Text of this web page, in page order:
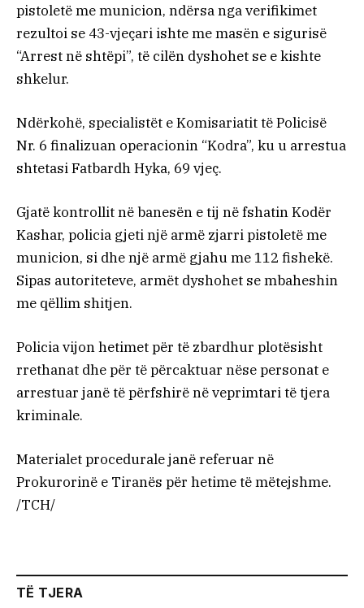
pistoletë me municion, ndërsa nga verifikimet
rezultoi se 43-vjeçari ishte me masën e sigurisë
“Arrest në shtëpi”, të cilën dyshohet se e kishte
shkelur.
Ndërkohë, specialistët e Komisariatit të Policisë
Nr. 6 finalizuan operacionin “Kodra”, ku u arrestua
shtetasi Fatbardh Hyka, 69 vjeç.
Gjatë kontrollit në banesën e tij në fshatin Kodër
Kashar, policia gjeti një armë zjarri pistoletë me
municion, si dhe një armë gjahu me 112 fishekë.
Sipas autoriteteve, armët dyshohet se mbaheshin
me qëllim shitjen.
Policia vijon hetimet për të zbardhur plotësisht
rrethanat dhe për të përcaktuar nëse personat e
arrestuar janë të përfshirë në veprimtari të tjera
kriminale.
Materialet procedurale janë referuar në
Prokurorinë e Tiranës për hetime të mëtejshme.
/TCH/
TË TJERA